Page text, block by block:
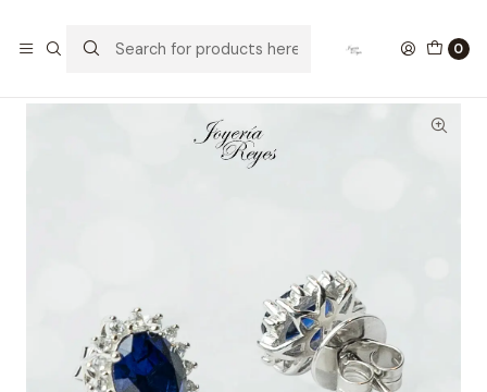
0
Aros plata rodinada ley 925 circones Zafiro Azul